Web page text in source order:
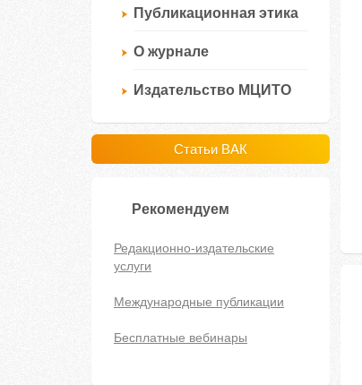
Публикационная этика
О журнале
Издательство МЦИТО
Статьи ВАК
Рекомендуем
Редакционно-издательские
услуги
Международные публикации
Бесплатные вебинары